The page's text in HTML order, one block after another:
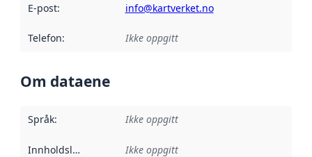
E-post: info@kartverket.no
Telefon: Ikke oppgitt
Om dataene
Språk: Ikke oppgitt
Innholdsleverandører :
Ikke oppgitt